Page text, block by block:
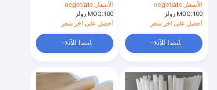
الأسعار:negotiate
MOQ:100 رولز
أحصل على آخر سعر
ﺎﺘﺼﻟ ﺍﻶﻧ
الأسعار:negotiate
MOQ:100 رولز
أحصل على آخر سعر
ﺎﺘﺼﻟ ﺍﻶﻧ